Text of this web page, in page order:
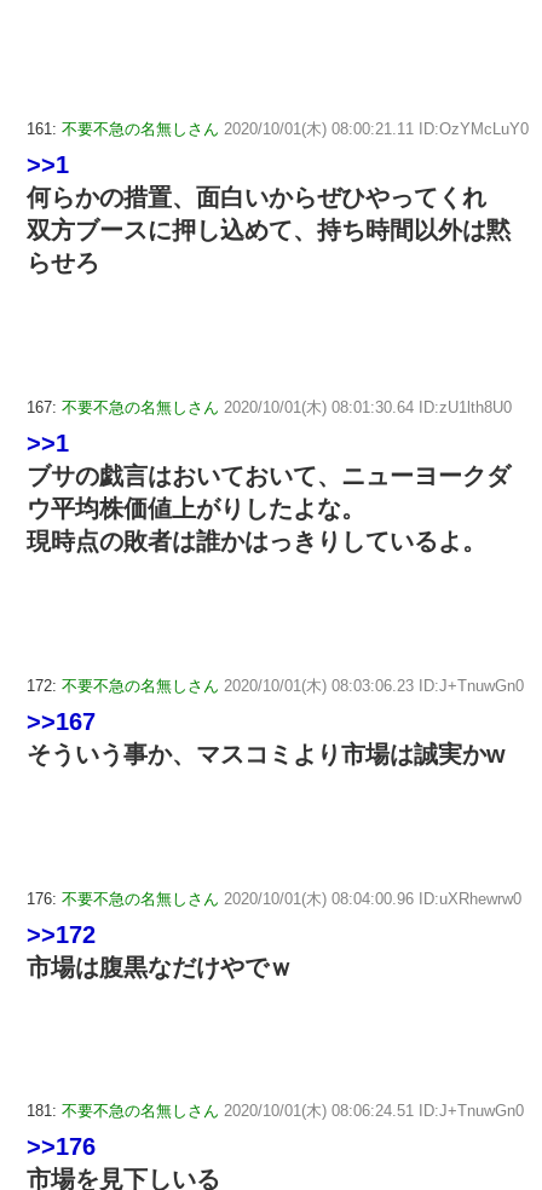
161: 不要不急の名無しさん 2020/10/01(木) 08:00:21.11 ID:OzYMcLuY0
>>1
何らかの措置、面白いからぜひやってくれ
双方ブースに押し込めて、持ち時間以外は黙
らせろ
167: 不要不急の名無しさん 2020/10/01(木) 08:01:30.64 ID:zU1lth8U0
>>1
ブサの戯言はおいておいて、ニューヨークダ
ウ平均株価値上がりしたよな。
現時点の敗者は誰かはっきりしているよ。
172: 不要不急の名無しさん 2020/10/01(木) 08:03:06.23 ID:J+TnuwGn0
>>167
そういう事か、マスコミより市場は誠実かw
176: 不要不急の名無しさん 2020/10/01(木) 08:04:00.96 ID:uXRhewrw0
>>172
市場は腹黒なだけやでｗ
181: 不要不急の名無しさん 2020/10/01(木) 08:06:24.51 ID:J+TnuwGn0
>>176
市場を見下しいる